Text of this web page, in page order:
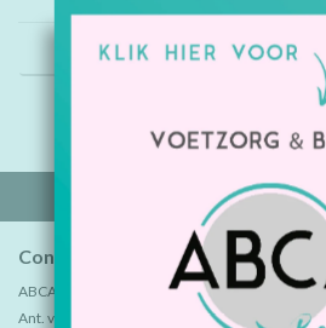
€8,30
Contactgegevens
ABCA B.V.
Ant. van Leeuwenhoekweg 7